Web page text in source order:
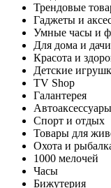
Трендовые
Гаджеты и
Умные часы и
Для дома и дачи
Красота и
Детские
TV Shop
Галантерея
Автоаксессуары
Спорт и отдых
Товары для
Охота и
1000 мелочей
Часы
Бижутерия